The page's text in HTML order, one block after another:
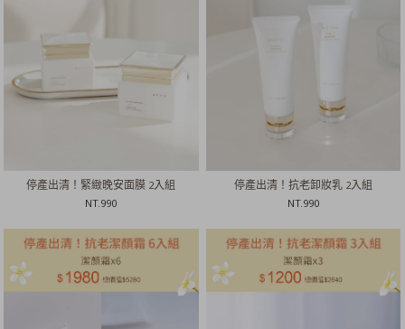
停產出清！緊緻晚安面膜 2入組
NT.990
停產出清！抗老卸妝乳 2入組
NT.990